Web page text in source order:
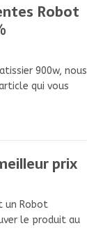
Robot
900w, nous
qui vous
prix
un Robot
le produit au